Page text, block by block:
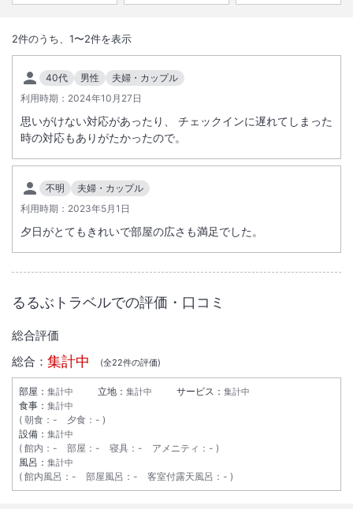
西伊豆の浜辺に佇む隠れ宿。都会の喧騒を忘れるには最適のロケーショ
ン。全室オーシャンビューで眺望抜群の露天風呂付客室が大人気。海鮮
料理は絶品。
大浴場あり
温泉
冬期に山間部で降雪、道路の凍結が発生する場合がございます。
2件のうち、 1〜2件を表示
40代 男性
夫婦・カップル
利用時期： 2024年10月27日
思いがけない対応があったり、 チェックインに遅れてしまった
時の対応もありがたかったので。
不明
夫婦・カップル
利用時期： 2023年5月1日
夕日がとてもきれいで部屋の広さも満足でした。
るるぶトラベルでの評価・口コミ
総合評価
総合： 集計中 (全22件の評価)
部屋： 集計中 立地： 集計中 サービス： 集計中
食事： 集計中
朝食 ： - 夕食 ： -
設備： 集計中
館内 ： - 部屋 ： - 寝具 ： - アメニティ ： -
風呂： 集計中
館内風呂 ： - 部屋風呂 ： - 客室付露天風呂 ： -